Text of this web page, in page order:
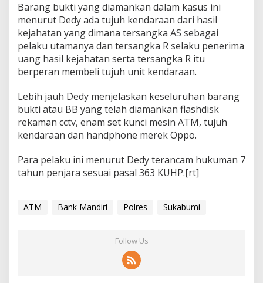
Barang bukti yang diamankan dalam kasus ini
menurut Dedy ada tujuh kendaraan dari hasil
kejahatan yang dimana tersangka AS sebagai
pelaku utamanya dan tersangka R selaku penerima
uang hasil kejahatan serta tersangka R itu
berperan membeli tujuh unit kendaraan.
Lebih jauh Dedy menjelaskan keseluruhan barang
bukti atau BB yang telah diamankan flashdisk
rekaman cctv, enam set kunci mesin ATM, tujuh
kendaraan dan handphone merek Oppo.
Para pelaku ini menurut Dedy terancam hukuman 7
tahun penjara sesuai pasal 363 KUHP.[rt]
ATM Bank Mandiri Polres Sukabumi
Follow Us